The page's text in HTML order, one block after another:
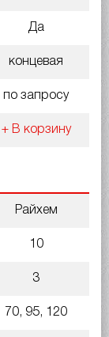
Да
концевая
по запросу
+ В корзину
Райхем
10
3
70, 95, 120